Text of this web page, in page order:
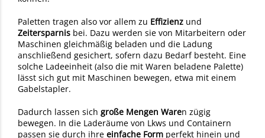
Paletten tragen also vor allem zu Effizienz und
Zeitersparnis bei. Dazu werden sie von Mitarbeitern oder
Maschinen gleichmäßig beladen und die Ladung
anschließend gesichert, sofern dazu Bedarf besteht. Eine
solche Ladeeinheit (also die mit Waren beladene Palette)
lässt sich gut mit Maschinen bewegen, etwa mit einem
Gabelstapler.
Dadurch lassen sich große Mengen Waren zügig
bewegen. In die Laderäume von Lkws und Containern
passen sie durch ihre einfache Form perfekt hinein und